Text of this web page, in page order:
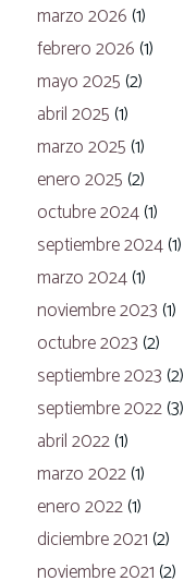
marzo 2026 (1)
febrero 2026 (1)
mayo 2025 (2)
abril 2025 (1)
marzo 2025 (1)
enero 2025 (2)
octubre 2024(1)
septiembre 2024(1)
marzo 2024(1)
noviembre 2023 (1)
octubre 2023 (2)
septiembre 2023 (2)
septiembre 2022(3)
abril 2022(1)
marzo 2022(1)
enero 2022(1)
diciembre 2021 (2)
noviembre 2021 (2)